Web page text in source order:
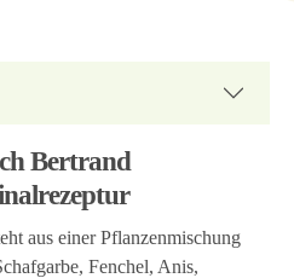
Bertrand
aus einer Pflanzenmischung
Fenchel, Anis,